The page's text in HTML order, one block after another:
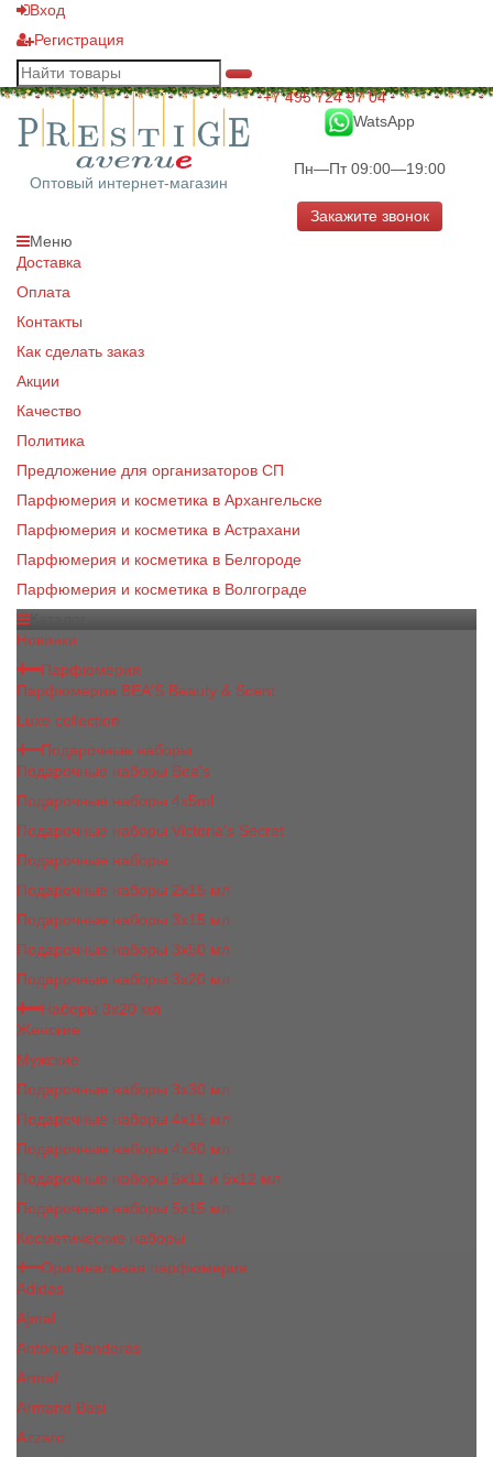
Вход
Регистрация
Оптовый интернет-магазин
+7 495 724 97 04
WatsApp
Пн—Пт 09:00—19:00
Закажите звонок
Меню
Доставка
Оплата
Контакты
Как сделать заказ
Акции
Качество
Политика
Предложение для организаторов СП
Парфюмерия и косметика в Архангельске
Парфюмерия и косметика в Астрахани
Парфюмерия и косметика в Белгороде
Парфюмерия и косметика в Волгограде
Новинки
Парфюмерия
Парфюмерия BEA'S Beauty & Scent
Luxe collection
Подарочные наборы
Подарочные наборы Bea's
Подарочные наборы 4х5ml
Подарочные наборы Victoria's Secret
Подарочные наборы
Подарочные наборы 2x15 мл
Подарочные наборы 3х15 мл
Подарочные наборы 3x50 мл
Подарочные наборы 3x20 мл
Наборы 3х20 мл
Женские
Мужские
Подарочные наборы 3х30 мл
Подарочные наборы 4x15 мл
Подарочные наборы 4x30 мл
Подарочные наборы 5x11 и 5х12 мл
Подарочные наборы 5x15 мл
Косметические наборы
Оригинальная парфюмерия
Adidas
Ajmal
Antonio Banderas
Armaf
Armand Basi
Azzaro